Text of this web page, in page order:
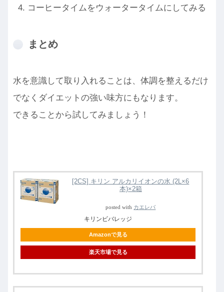
コーヒータイムをウォータータイムにしてみる
まとめ
水を意識して取り入れることは、体調を整えるだけ
でなくダイエットの強い味方にもなります。
できることから試してみましょう！
[2CS] キリン アルカリイオンの水 (2L×6
本)×2箱
posted with カエレバ
キリンビバレッジ
Amazonで見る
楽天市場で見る